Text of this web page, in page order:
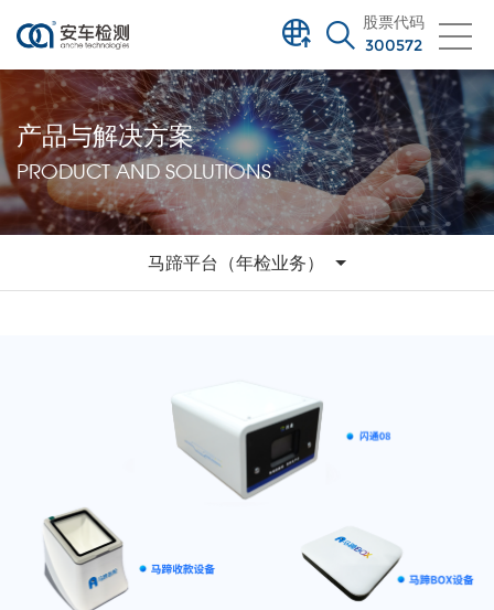
股票代码
300572
产品与解决方案
PRODUCT AND SOLUTIONS
马蹄平台（年检业务）